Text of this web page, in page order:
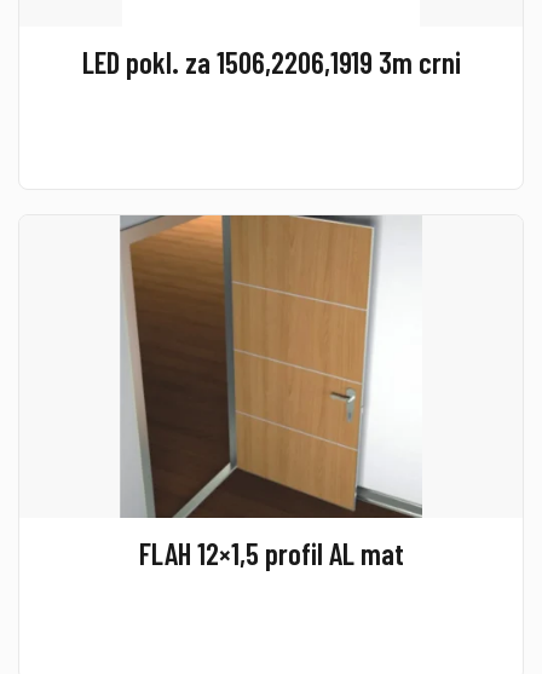
LED pokl. za 1506,2206,1919 3m crni
FLAH 12×1,5 profil AL mat